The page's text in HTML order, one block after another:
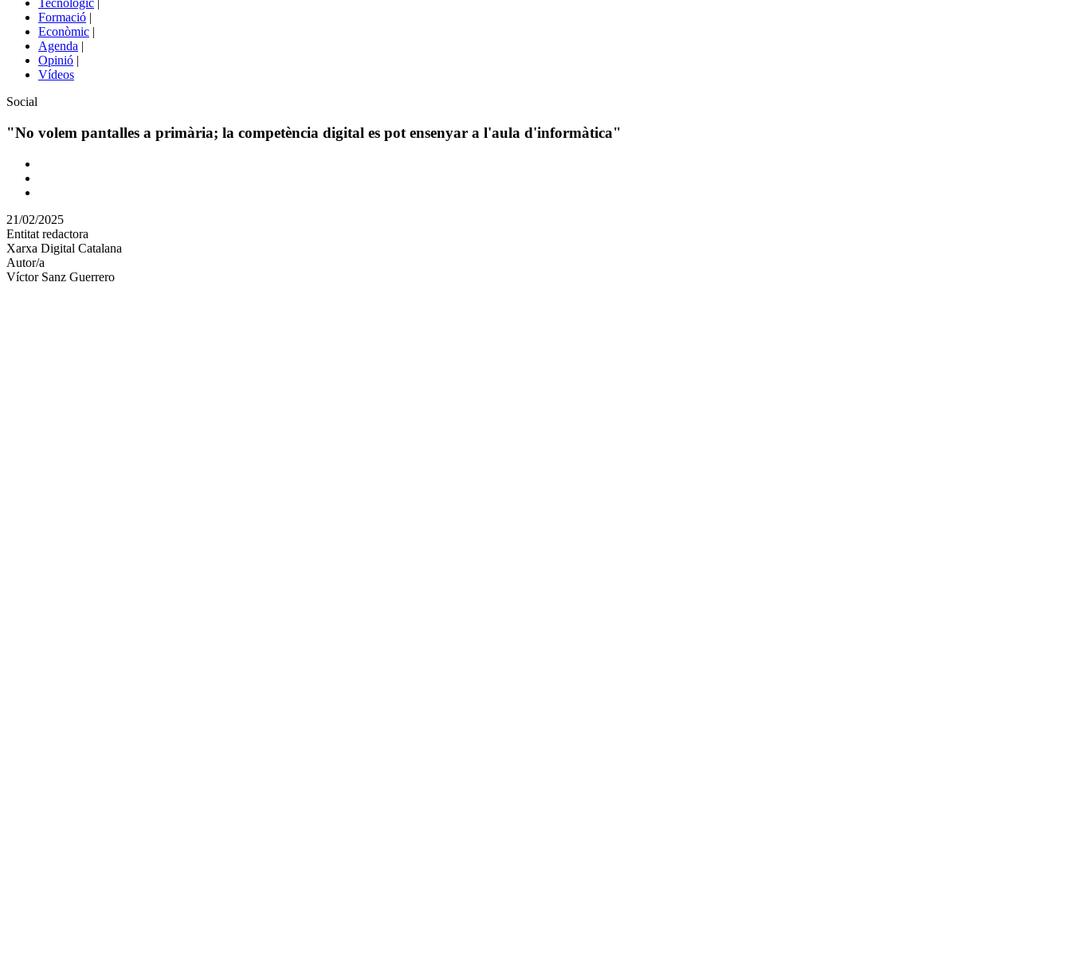
Formació |
Econòmic |
Agenda |
Opinió |
Vídeos
Àmbit
la
Social
"No volem pantalles a primària; la competència digital es pot ensenyar a l'aula d'informàtica"
Comparteix
altres
xarxes
socials
21/02/2025
Entitat redactora
Xarxa Digital Catalana
Autor/a
Víctor Sanz Guerrero